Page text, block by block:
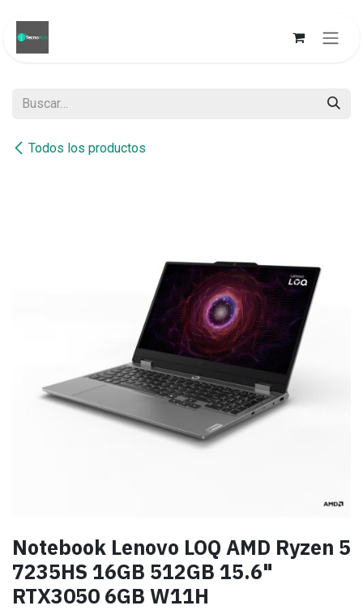
Todos los productos
Notebook Lenovo LOQ AMD Ryzen 5
7235HS 16GB 512GB 15.6"
RTX3050 6GB W11H